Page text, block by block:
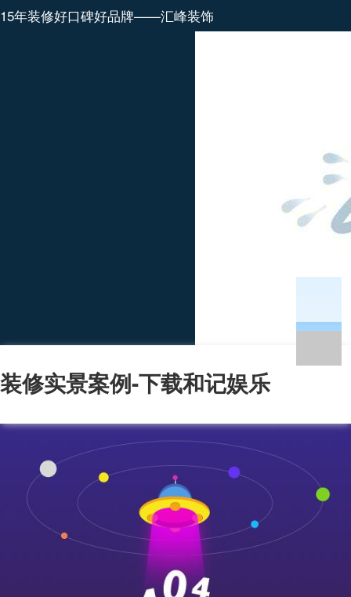
15年装修好口碑好品牌——汇峰装饰
装修实景案例-下载和记娱乐